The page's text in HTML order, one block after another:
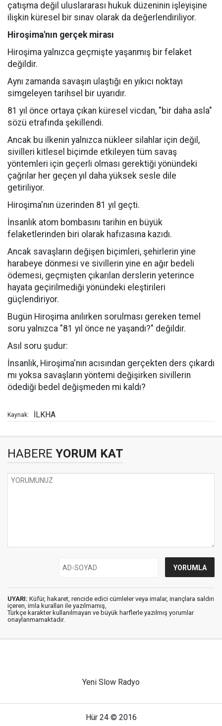
çatışma değil uluslararası hukuk düzeninin işleyişine
ilişkin küresel bir sınav olarak da değerlendiriliyor.
Hiroşima'nın gerçek mirası
Hiroşima yalnızca geçmişte yaşanmış bir felaket
değildir.
Aynı zamanda savaşın ulaştığı en yıkıcı noktayı
simgeleyen tarihsel bir uyarıdır.
81 yıl önce ortaya çıkan küresel vicdan, "bir daha asla"
sözü etrafında şekillendi.
Ancak bu ilkenin yalnızca nükleer silahlar için değil,
sivilleri kitlesel biçimde etkileyen tüm savaş
yöntemleri için geçerli olması gerektiği yönündeki
çağrılar her geçen yıl daha yüksek sesle dile
getiriliyor.
Hiroşima'nın üzerinden 81 yıl geçti.
İnsanlık atom bombasını tarihin en büyük
felaketlerinden biri olarak hafızasına kazıdı.
Ancak savaşların değişen biçimleri, şehirlerin yine
harabeye dönmesi ve sivillerin yine en ağır bedeli
ödemesi, geçmişten çıkarılan derslerin yeterince
hayata geçirilmediği yönündeki eleştirileri
güçlendiriyor.
Bugün Hiroşima anılırken sorulması gereken temel
soru yalnızca "81 yıl önce ne yaşandı?" değildir.
Asıl soru şudur:
İnsanlık, Hiroşima'nın acısından gerçekten ders çıkardı
mı yoksa savaşların yöntemi değişirken sivillerin
ödediği bedel değişmeden mi kaldı?
Kaynak: İLKHA
HABERE YORUM KAT
UYARI: Küfür, hakaret, rencide edici cümleler veya imalar, inançlara saldırı
içeren, imla kuralları ile yazılmamış,
Türkçe karakter kullanılmayan ve büyük harflerle yazılmış yorumlar
onaylanmamaktadır.
Yeni Slow Radyo
Hür 24 © 2016